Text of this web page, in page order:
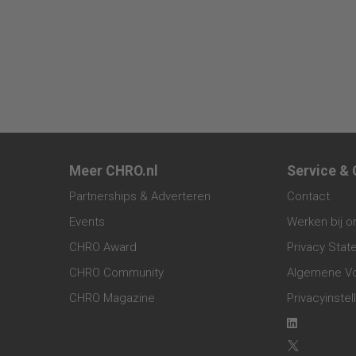
Meer CHRO.nl
Partnerships & Adverteren
Events
CHRO Award
CHRO Community
CHRO Magazine
Service &
Contact
Werken bij
Privacy
Algemene